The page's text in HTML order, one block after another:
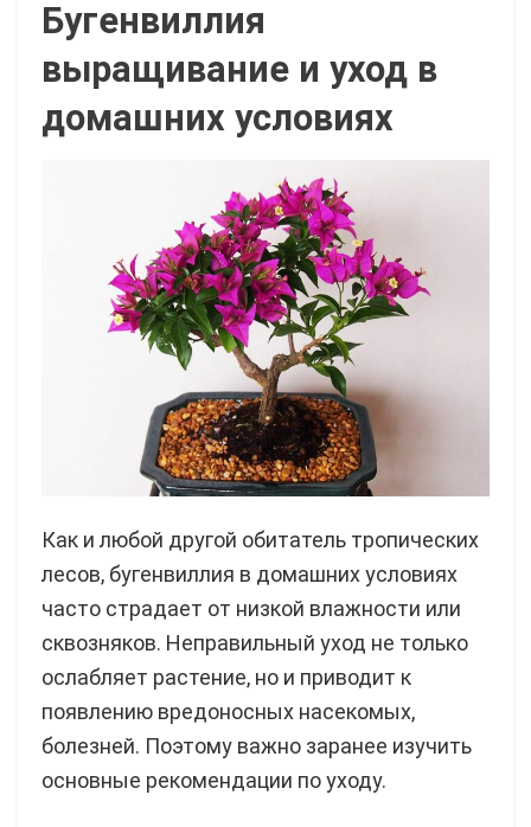
Бугенвиллия
выращивание и уход в
домашних условиях
Как и любой другой обитатель тропических
лесов, бугенвиллия в домашних условиях
часто страдает от низкой влажности или
сквозняков. Неправильный уход не только
ослабляет растение, но и приводит к
появлению вредоносных насекомых,
болезней. Поэтому важно заранее изучить
основные рекомендации по уходу.